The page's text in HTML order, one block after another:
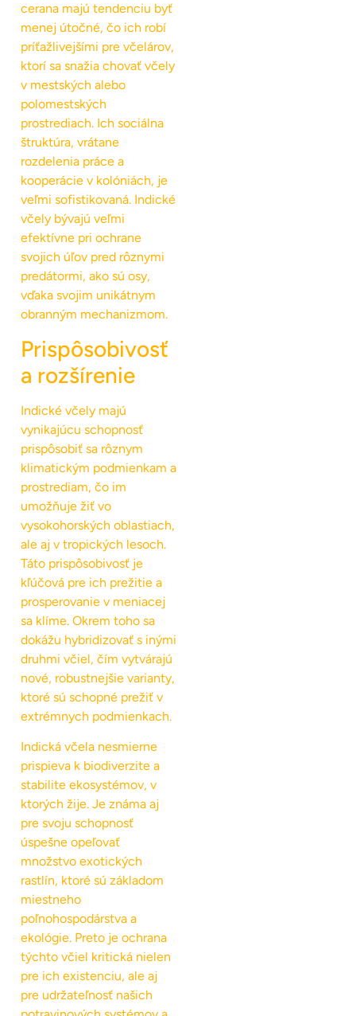
cerana majú tendenciu byť
menej útočné, čo ich robí
príťažlivejšími pre včelárov,
ktorí sa snažia chovať včely
v mestských alebo
polomestských
prostrediach. Ich sociálna
štruktúra, vrátane
rozdelenia práce a
kooperácie v kolóniách, je
veľmi sofistikovaná. Indické
včely bývajú veľmi
efektívne pri ochrane
svojich úľov pred rôznymi
predátormi, ako sú osy,
vďaka svojim unikátnym
obranným mechanizmom.
Prispôsobivosť
a rozšírenie
Indické včely majú
vynikajúcu schopnosť
prispôsobiť sa rôznym
klimatickým podmienkam a
prostrediam, čo im
umožňuje žiť vo
vysokohorských oblastiach,
ale aj v tropických lesoch.
Táto prispôsobivosť je
kľúčová pre ich prežitie a
prosperovanie v meniacej
sa klíme. Okrem toho sa
dokážu hybridizovať s inými
druhmi včiel, čím vytvárajú
nové, robustnejšie varianty,
ktoré sú schopné prežiť v
extrémnych podmienkach.
Indická včela nesmierne
prispieva k biodiverzite a
stabilite ekosystémov, v
ktorých žije. Je známa aj
pre svoju schopnosť
úspešne opeľovať
množstvo exotických
rastlín, ktoré sú základom
miestneho
poľnohospodárstva a
ekológie. Preto je ochrana
týchto včiel kritická nielen
pre ich existenciu, ale aj
pre udržateľnosť našich